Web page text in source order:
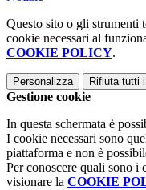
Questo sito o gli strumenti
cookie necessari al
COOKIE POLICY.
Personalizza Rifiuta tutti
Gestione cookie
In questa schermata è
I cookie necessari sono
piattaforma e non è
Per conoscere quali sono i
visionare la COOKIE